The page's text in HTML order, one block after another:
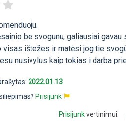
be svogunu, galiausiai
visas ištežes ir matėsi jog tie
nusivylus kaip tokias i darba
2022.01.13
Prisijunk
Prisijunkvertinimui: